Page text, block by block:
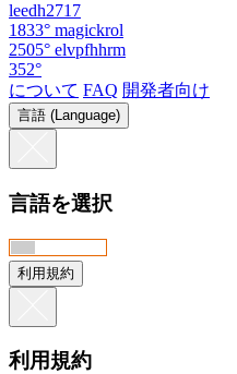
leedh2717
1833° magickrol
2505° elvpfhhrm
352°
について FAQ 開発者向け
言語 (Language)
言語を選択
利用規約
利用規約